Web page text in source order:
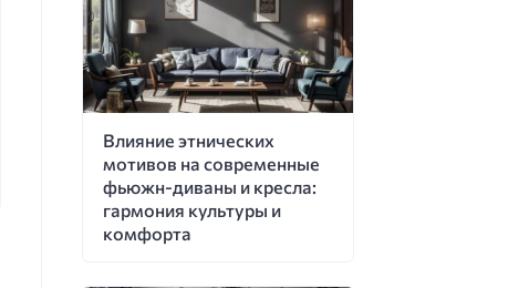
Влияние этнических
мотивов на современные
фьюжн-диваны и кресла:
гармония культуры и
комфорта